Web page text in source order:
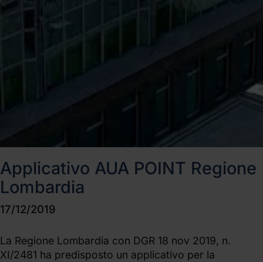
Applicativo AUA POINT Regione
Lombardia
17/12/2019
La Regione Lombardia con DGR 18 nov 2019, n.
XI/2481 ha predisposto un applicativo per la